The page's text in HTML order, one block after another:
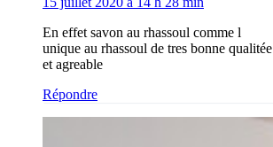
En effet savon au rhassoul comme l
unique au rhassoul de tres bonne qualitée
et agreable
Répondre